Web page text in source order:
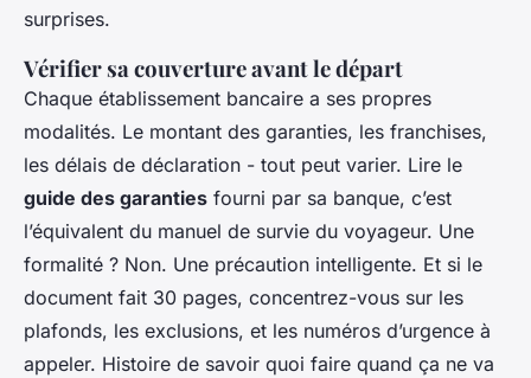
surprises.
Vérifier sa couverture avant le départ
Chaque établissement bancaire a ses propres
modalités. Le montant des garanties, les franchises,
les délais de déclaration - tout peut varier. Lire le
guide des garanties fourni par sa banque, c’est
l’équivalent du manuel de survie du voyageur. Une
formalité ? Non. Une précaution intelligente. Et si le
document fait 30 pages, concentrez-vous sur les
plafonds, les exclusions, et les numéros d’urgence à
appeler. Histoire de savoir quoi faire quand ça ne va